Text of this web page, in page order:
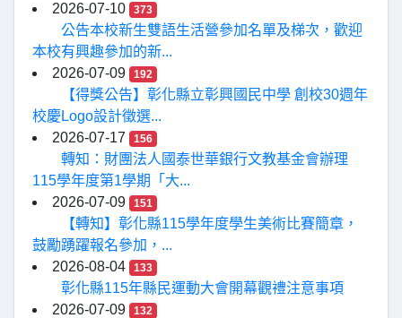
2026-07-10
373
公告本校新生雙語生活營參加名單及梯次，歡迎
本校有興趣參加的新...
2026-07-09
192
【得獎公告】彰化縣立彰興國民中學 創校30週年
校慶Logo設計徵選...
2026-07-17
156
轉知：財團法人國泰世華銀行文教基金會辦理
115學年度第1學期「大...
2026-07-09
151
【轉知】彰化縣115學年度學生美術比賽簡章，
鼓勵踴躍報名參加，...
2026-08-04
133
彰化縣115年縣民運動大會開幕觀禮注意事項
2026-07-09
132